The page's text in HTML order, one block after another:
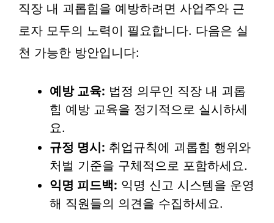
직장 내 괴롭힘을 예방하려면 사업주와 근
로자 모두의 노력이 필요합니다. 다음은 실
천 가능한 방안입니다:
예방 교육: 법정 의무인 직장 내 괴롭
힘 예방 교육을 정기적으로 실시하세
요.
규정 명시: 취업규칙에 괴롭힘 행위와
처벌 기준을 구체적으로 포함하세요.
익명 피드백: 익명 신고 시스템을 운영
해 직원들의 의견을 수집하세요.